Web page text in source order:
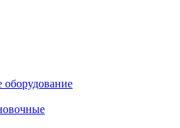
оборудование